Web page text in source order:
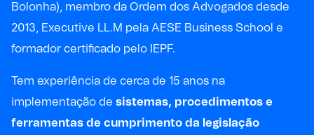
Bolonha), membro da Ordem dos Advogados desde
2013, Executive LL.M pela AESE Business School e
formador certificado pelo IEPF.
Tem experiência de cerca de 15 anos na
implementação de sistemas, procedimentos e
ferramentas de cumprimento da legislação